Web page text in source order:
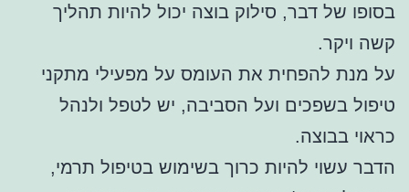
בסופו של דבר, סילוק בוצה יכול להיות תהליך
קשה ויקר.
על מנת להפחית את העומס על מפעילי מתקני
טיפול בשפכים ועל הסביבה, יש לטפל ולנהל
כראוי בבוצה.
הדבר עשוי להיות כרוך בשימוש בטיפול תרמי,